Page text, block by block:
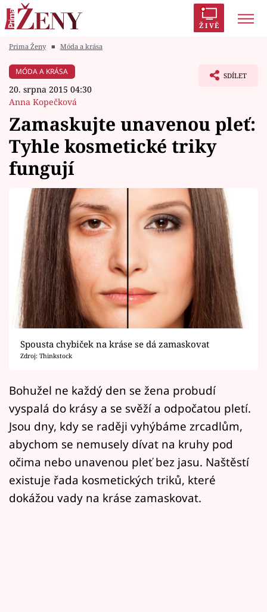
ŽIVĚ
Módní alarm
Témata
Celebrity
Vztahy
Seriály
Horoskopy
Sledujte prima+
Filmový festival Karlovy Vary
Pořady
Mámy sobě
Přihlášení
Sledujte nás
Prima Ženy ■ Móda a krása
MÓDA A KRÁSA
20. srpna 2015 04:30
Anna Kopečková
SDÍLET
Zamaskujte unavenou pleť:
Tyhle kosmetické triky
fungují
Spousta chybiček na kráse se dá zamaskovat
Zdroj: Thinkstock
Bohužel ne každý den se žena probudí
vyspalá do krásy a se svěží a odpočatou pletí.
Jsou dny, kdy se raději vyhýbáme zrcadlům,
abychom se nemusely dívat na kruhy pod
očima nebo unavenou pleť bez jasu. Naštěstí
existuje řada kosmetických triků, které
dokážou vady na kráse zamaskovat.